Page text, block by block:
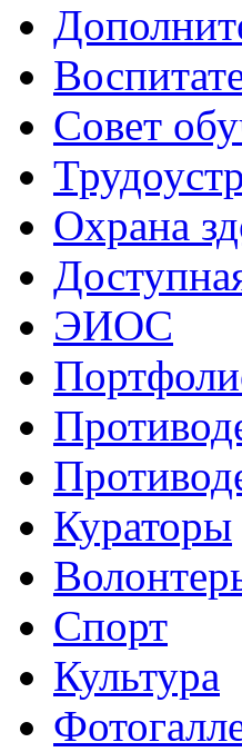
Совет
Охрана
ЭИОС
Кураторы
Спорт
Культура